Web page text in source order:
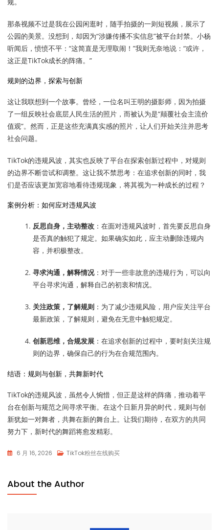
那条视频不过是我在公园闲逛时，随手拍摄的一则短视频，展示了
公园的美景。没想到，却因为“涉嫌传播不实信息”被平台封禁。小杨
听闻后，愤愤不平：“这简直是无理取闹！”我则无奈地说：“或许，
这正是TikTok成长的阵痛。”
规则的边界，探索与创新
这让我联想到一个故事。曾经，一位名叫王明的摄影师，因为拍摄
了一组反映社会底层人民生活的照片，而被认为是“颠覆社会主流价
值观”。然而，正是这些充满真实感的照片，让人们开始关注并思考
社会问题。
TikTok的违规风波，其实也反映了平台在探索创新过程中，对规则
的边界不断尝试和调整。这让我不禁思考：在追求创新的同时，我
们是否应该更加宽容地看待违规现象，将其视为一种成长的过程？
案例分析：如何应对违规风波
反思自身，主动整改 ：在面对违规风波时，首先要反思自身
是否真的触犯了规定。如果确实如此，应主动删除违规内
容，并积极整改。
寻求沟通，解释情况：对于一些非故意的违规行为，可以向
平台寻求沟通，解释自己的初衷和情况。
关注政策，了解规则 ：为了减少违规风险，用户应关注平台
最新政策，了解规则，避免在无意中触犯规定。
创新思维，合规发展 ：在追求创新的过程中，要时刻关注规
则的边界，确保自己的行为在合规范围内。
结语：规则与创新，共舞新时代
TikTok的违规风波，虽然令人惋惜，但正是这样的阵痛，推动着平
台在创新与规范之间寻求平衡。在这个日新月异的时代，规则与创
新犹如一对舞者，共舞在新的舞台上。让我们期待，在双方的共同
努力下，新时代的舞蹈将愈发精彩。
6 月 16, 2026 TikTok粉丝在线购买
About the Author